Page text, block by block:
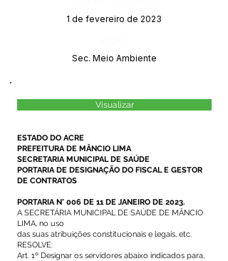
1 de fevereiro de 2023
Sec. Meio Ambiente
Visualizar
ESTADO DO ACRE
PREFEITURA DE MÂNCIO LIMA
SECRETARIA MUNICIPAL DE SAÚDE
PORTARIA DE DESIGNAÇÃO DO FISCAL E GESTOR
DE CONTRATOS
PORTARIA N° 006 DE 11 DE JANEIRO DE 2023.
A SECRETÁRIA MUNICIPAL DE SAÚDE DE MÂNCIO
LIMA, no uso
das suas atribuições constitucionais e legais, etc.
RESOLVE:
Art. 1º Designar os servidores abaixo indicados para,